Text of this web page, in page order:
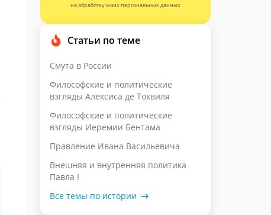
на обработку моих персональных данных
Статьи по теме
Смута в России
Философские и политические
взгляды Алексиса де Токвиля
Философские и политические
взгляды Иеремии Бентама
Правление Ивана Васильевича
Внешняя и внутренняя политика
Павла I
Все темы по истории